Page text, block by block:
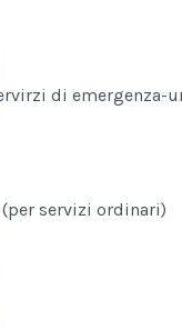
di emergenza-
servizi ordinari)